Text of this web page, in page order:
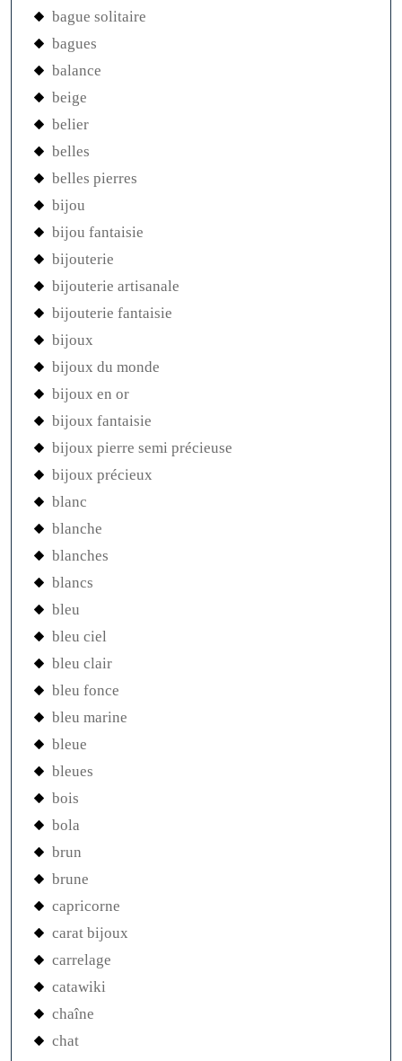
bague solitaire
bagues
balance
beige
belier
belles
belles pierres
bijou
bijou fantaisie
bijouterie
bijouterie artisanale
bijouterie fantaisie
bijoux
bijoux du monde
bijoux en or
bijoux fantaisie
bijoux pierre semi précieuse
bijoux précieux
blanc
blanche
blanches
blancs
bleu
bleu ciel
bleu clair
bleu fonce
bleu marine
bleue
bleues
bois
bola
brun
brune
capricorne
carat bijoux
carrelage
catawiki
chaîne
chat